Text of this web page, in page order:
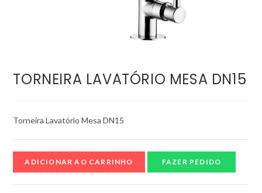
TORNEIRA LAVATÓRIO MESA DN15
Torneira Lavatório Mesa DN15
ADICIONAR AO CARRINHO FAZER PEDIDO